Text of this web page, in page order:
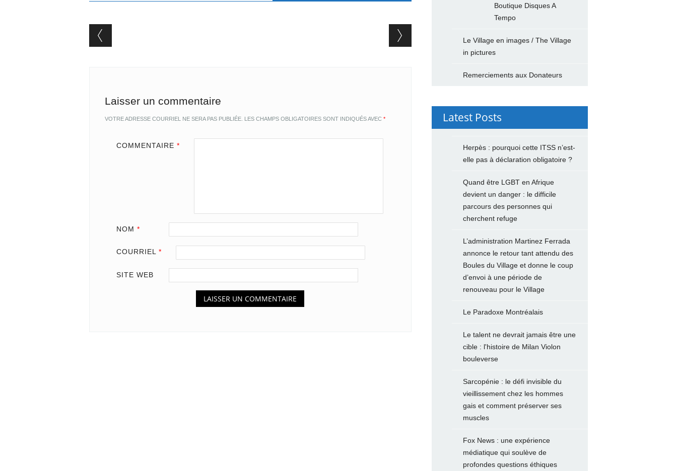
Post navigation
Laisser un commentaire
VOTRE ADRESSE COURRIEL NE SERA PAS PUBLIÉE. LES CHAMPS OBLIGATOIRES SONT INDIQUÉS AVEC *
COMMENTAIRE *
NOM *
COURRIEL *
SITE WEB
Boutique Disques A
Tempo
Le Village en images / The Village
in pictures
Remerciements aux Donateurs
Latest Posts
Herpès : pourquoi cette ITSS n’est-
elle pas à déclaration obligatoire ?
Quand être LGBT en Afrique
devient un danger : le difficile
parcours des personnes qui
cherchent refuge
L’administration Martinez Ferrada
annonce le retour tant attendu des
Boules du Village et donne le coup
d’envoi à une période de
renouveau pour le Village
Le Paradoxe Montréalais
Le talent ne devrait jamais être une
cible : l'histoire de Milan Violon
bouleverse
Sarcopénie : le défi invisible du
vieillissement chez les hommes
gais et comment préserver ses
muscles
Fox News : une expérience
médiatique qui soulève de
profondes questions éthiques